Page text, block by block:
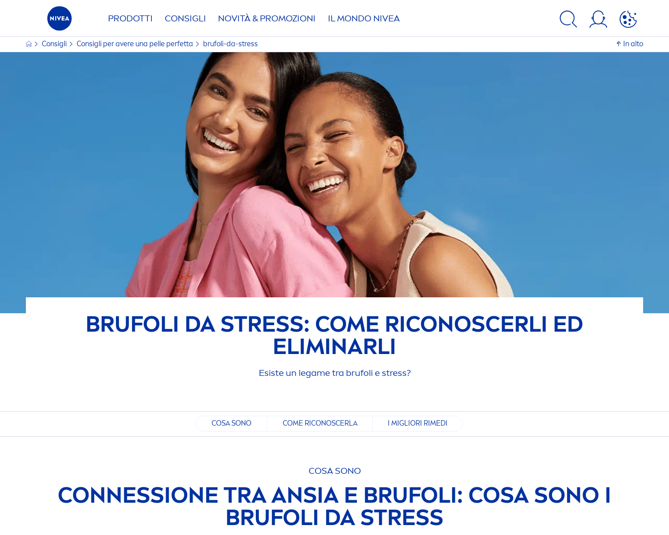
PRODOTTI CONSIGLI NOVITÀ & PROMOZIONI IL MONDO NIVEA
Consigli Consigli per avere una pelle perfetta brufoli-da-stress In alto
BRUFOLI DA STRESS: COME RICONOSCERLI ED
ELIMINARLI
Esiste un legame tra brufoli estress?
COSA SONO COME RICONOSCERLA I MIGLIORI RIMEDI
COSA SONO
CONNESSIONE TRA ANSIA E BRUFOLI: COSA SONO I
BRUFOLI DA STRESS